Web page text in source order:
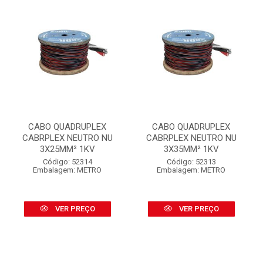
CABO QUADRUPLEX
CABRPLEX NEUTRO NU
3X25MM² 1KV
Código: 52314
Embalagem: METRO
VER PREÇO
CABO QUADRUPLEX
CABRPLEX NEUTRO NU
3X35MM² 1KV
Código: 52313
Embalagem: METRO
VER PREÇO